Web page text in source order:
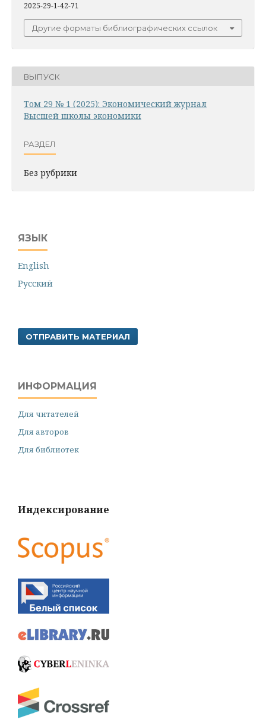
2025-29-1-42-71
Другие форматы библиографических ссылок
ВЫПУСК
Том 29 № 1 (2025): Экономический журнал
Высшей школы экономики
РАЗДЕЛ
Без рубрики
ЯЗЫК
English
Русский
ОТПРАВИТЬ МАТЕРИАЛ
ИНФОРМАЦИЯ
Для читателей
Для авторов
Для библиотек
Индексирование